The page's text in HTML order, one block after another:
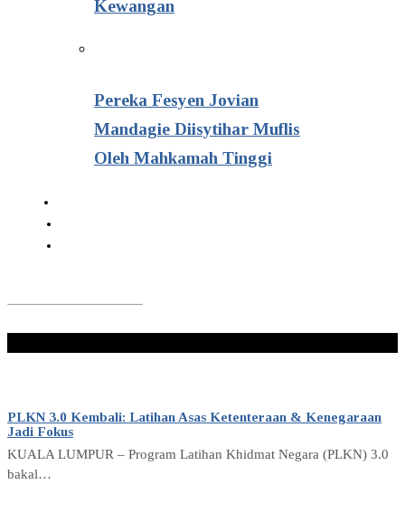
Kewangan
Pereka Fesyen Jovian
Mandagie Diisytihar Muflis
Oleh Mahkamah Tinggi
PLKN 3.0 Kembali: Latihan Asas Ketenteraan & Kenegaraan
Jadi Fokus
KUALA LUMPUR – Program Latihan Khidmat Negara (PLKN) 3.0
bakal…